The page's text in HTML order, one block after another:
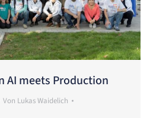
AI meets Production
Von Lukas Waidelich